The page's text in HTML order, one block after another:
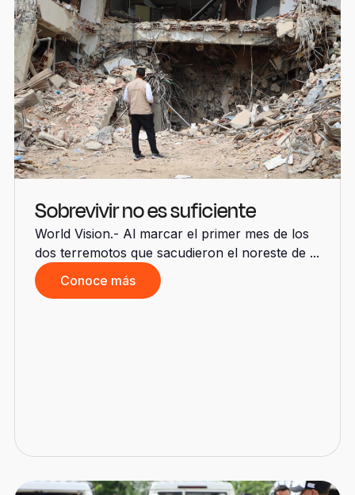
Sobrevivir no es suficiente
World Vision.- Al marcar el primer mes de los
dos terremotos que sacudieron el noreste de ...
Conoce más